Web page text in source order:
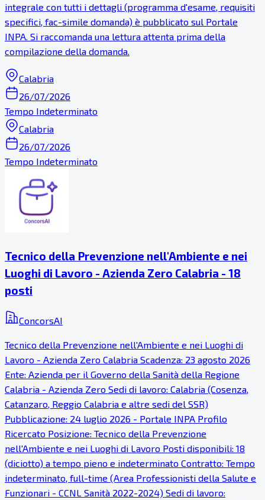
integrale con tutti i dettagli (programma d'esame, requisiti
specifici, fac-simile domanda) è pubblicato sul Portale
INPA. Si raccomanda una lettura attenta prima della
compilazione della domanda.
Calabria
26/07/2026
Tempo Indeterminato
Calabria
26/07/2026
Tempo Indeterminato
Tecnico della Prevenzione nell'Ambiente e nei
Luoghi di Lavoro - Azienda Zero Calabria - 18
posti
ConcorsAI
Tecnico della Prevenzione nell'Ambiente e nei Luoghi di
Lavoro - Azienda Zero Calabria Scadenza: 23 agosto 2026
Ente: Azienda per il Governo della Sanità della Regione
Calabria - Azienda Zero Sedi di lavoro: Calabria (Cosenza,
Catanzaro, Reggio Calabria e altre sedi del SSR)
Pubblicazione: 24 luglio 2026 - Portale INPA Profilo
Ricercato Posizione: Tecnico della Prevenzione
nell'Ambiente e nei Luoghi di Lavoro Posti disponibili: 18
(diciotto) a tempo pieno e indeterminato Contratto: Tempo
indeterminato, full-time (Area Professionisti della Salute e
Funzionari - CCNL Sanità 2022-2024) Sedi di lavoro: